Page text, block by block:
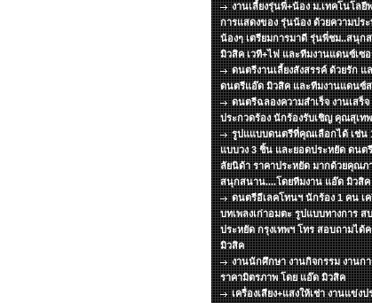
งานเลี้ยงรุ่นพี่+น้อง ม.เทคโนโลยี
การแสดงของ รุ่นน้อง ด้วยความปร
น้องๆ เตรียมการมาดี รุ่นพี่ชม..สนุก
มิวสิค เวที+ไฟ และทีมงานแดนซ์เซอ
ดนตรีงานเลี้ยงสังสรรค์ ด้วยรัก
ดนตรีแอ๊ด มิวสิค และทีมงานแดนซ์ส
ดนตรีฉลองความสำเร็จ งานเสร็
ประกวดร้อง นักร้องรับเชิญ คุณสุเท
รูปแแบบดนตรีที่คุณเลือกได้ เช่น
แบบวง 3 ชิ้น และยอดประหยัด ดนต
ลัยนิด้า ราคาประหยัด มากด้วยคุณภ
สนุกสนาน....โดยทีมงาน แอ๊ด มิวสิค
ดนตรีอีเลคโทนฯ นักร้อง 1 คน เค
บทเพลงเก่าอมตะ รูปแบบทางการ ส
ประหยัด กรุงเทพฯ โทร สอบถามได้
มิวสิค
งานนักศึกษา งานกิจกรรม งานก
ราคามิตรภาพ โดย แอ๊ด มิวสิค
เครื่องเสียง+แสงให้เช่า งานแข่ง